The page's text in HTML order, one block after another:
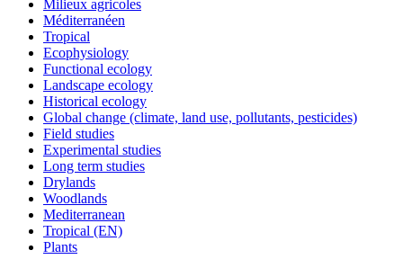
Milieux agricoles
Méditerranéen
Tropical
Ecophysiology
Functional ecology
Landscape ecology
Historical ecology
Global change (climate, land use, pollutants, pesticides)
Field studies
Experimental studies
Long term studies
Drylands
Woodlands
Mediterranean
Tropical (EN)
Plants